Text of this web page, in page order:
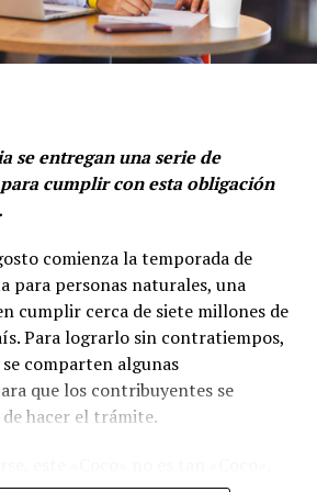
gestión de activos y
en cabeza de Grupo Argos
(Odinsa)»afirma, Juan Esteban
se apalanca en tres pilares:
se entregan una serie de
cumplir con esta obligación
comienza la temporada de
para personas naturales, una
cumplir cerca de siete millones de
Para lograrlo sin contratiempos,
comparten algunas
que los contribuyentes se
hacer el trámite.